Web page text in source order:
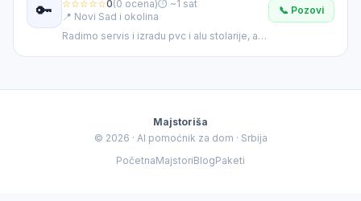
🔧 Brzi zahtev 🆘 Hitno 💰 Procena cene
🔑
☆☆☆☆☆0(0 ocena)⏱ ~1 sat
📍 Novi Sad i okolina
Radimo servis i izradu pvc i alu stolarije, alu
📞 Pozovi
Majstoriša
© 2026 · AI pomoćnik za dom · Srbija
PočetnaMajstoriBlogPaketi